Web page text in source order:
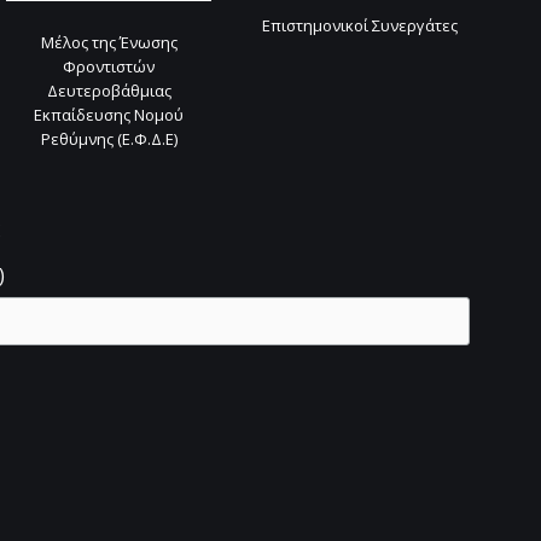
Μέλος της Ένωσης
Φροντιστών
Δευτεροβάθμιας
Εκπαίδευσης Νομού
Ρεθύμνης (Ε.Φ.Δ.Ε)
Επιστημονικοί Συνεργάτες